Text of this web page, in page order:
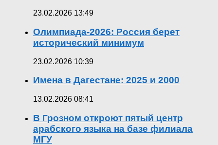
23.02.2026 13:49
Олимпиада-2026: Россия берет
исторический минимум
23.02.2026 10:39
Имена в Дагестане: 2025 и 2000
13.02.2026 08:41
В Грозном откроют пятый центр
арабского языка на базе филиала
МГУ